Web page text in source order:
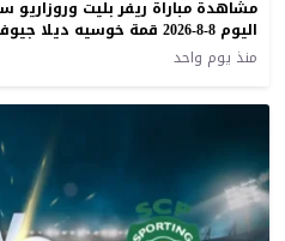
مشاهدة مباراة ريفر بليت وروزاريو
اليوم 8-8-2026 قمة خوسيه ديلا جيوفانا
منذ يوم واحد